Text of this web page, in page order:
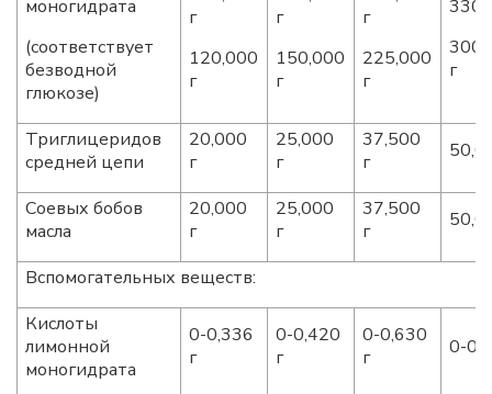
моногидрата
(соответствует
безводной
глюкозе)
г
120,000
г
г
150,000
г
г
225,000
г
г
Триглицеридов
средней цепи
20,000
г
25,000
г
37,500
г
Соевых бобов
масла
20,000
г
25,000
г
37,500
г
Вспомогательных веществ:
Кислоты
лимонной
моногидрата
0-0,336
г
0-0,420
г
0-0,630
г
0-